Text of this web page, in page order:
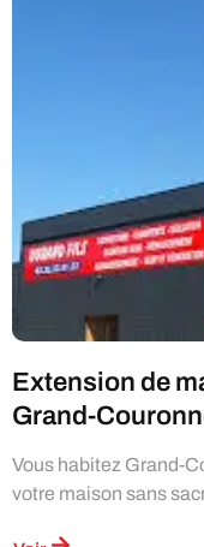
Extension de
Grand-
Vous habitez Grand-
votre maison sans